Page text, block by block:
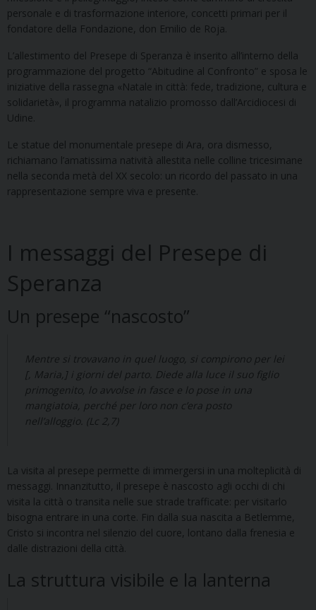
personale e di trasformazione interiore, concetti primari per il
fondatore della Fondazione, don Emilio de Roja.
L’allestimento del Presepe di Speranza è inserito all’interno della
programmazione del progetto “Abitudine al Confronto” e sposa le
iniziative della rassegna «Natale in città: fede, tradizione, cultura e
solidarietà», il programma natalizio promosso dall’Arcidiocesi di
Udine.
Le statue del monumentale presepe di Ara, ora dismesso,
richiamano l’amatissima natività allestita nelle colline tricesimane
nella seconda metà del XX secolo: un ricordo del passato in una
rappresentazione sempre viva e presente.
I messaggi del Presepe di
Speranza
Un presepe “nascosto”
Mentre si trovavano in quel luogo, si compirono per lei
[, Maria,] i giorni del parto. Diede alla luce il suo figlio
primogenito, lo avvolse in fasce e lo pose in una
mangiatoia, perché per loro non c’era posto
nell’alloggio. (Lc 2,7)
La visita al presepe permette di immergersi in una molteplicità di
messaggi. Innanzitutto, il presepe è nascosto agli occhi di chi
visita la città o transita nelle sue strade trafficate: per visitarlo
bisogna entrare in una corte. Fin dalla sua nascita a Betlemme,
Cristo si incontra nel silenzio del cuore, lontano dalla frenesia e
dalle distrazioni della città.
La struttura visibile e la lanterna